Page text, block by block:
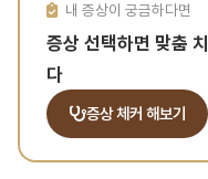
내 증상이 궁금하다면
증상 선택하면 맞춤
다
증상 체커 해보기